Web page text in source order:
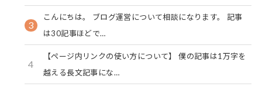
3
こんにちは。 ブログ運営について相談になります。 記事
は30記事ほどで…
4
【ページ内リンクの使い方について】 僕の記事は1万字を
越える長文記事にな…